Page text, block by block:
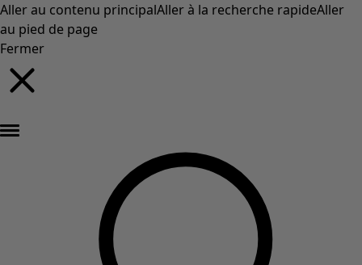
Aller au contenu principalAller à la recherche rapideAller
au pied de page
Fermer